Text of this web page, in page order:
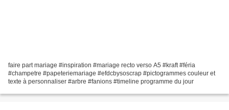
faire part mariage #inspiration #mariage recto verso A5 #kraft #féria
#champetre #papeteriemariage #efdcbysoscrap #pictogrammes couleur et
texte à personnaliser #arbre #fanions #timeline programme du jour